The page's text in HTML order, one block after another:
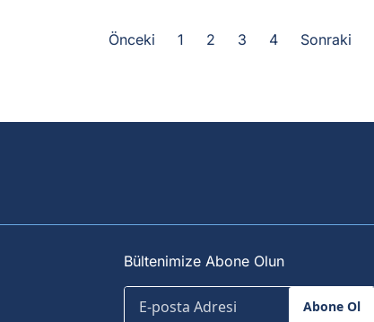
Önceki 1 2 3 4 Sonraki
Bültenimize Abone Olun
Abone Ol